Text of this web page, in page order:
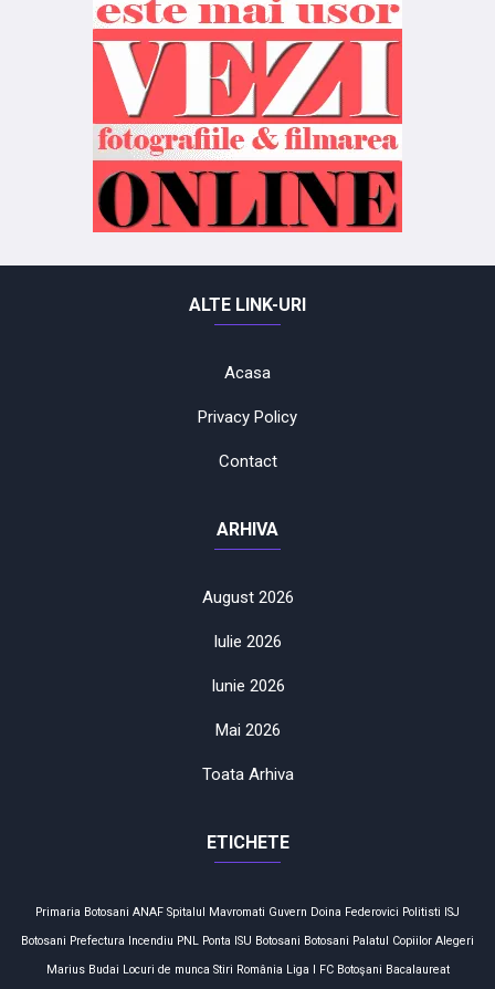
ALTE LINK-URI
Acasa
Privacy Policy
Contact
ARHIVA
August 2026
Iulie 2026
Iunie 2026
Mai 2026
Toata Arhiva
ETICHETE
Primaria Botosani ANAF Spitalul Mavromati Guvern Doina Federovici Politisti ISJ
Botosani Prefectura Incendiu PNL Ponta ISU Botosani Botosani Palatul Copiilor Alegeri
Marius Budai Locuri de munca Stiri România Liga I FC Botoşani Bacalaureat